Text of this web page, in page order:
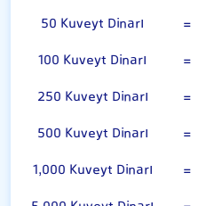
50 Kuveyt Dinarı
=
100 Kuveyt Dinarı
=
250 Kuveyt Dinarı
=
500 Kuveyt Dinarı
=
1,000 Kuveyt Dinarı
=